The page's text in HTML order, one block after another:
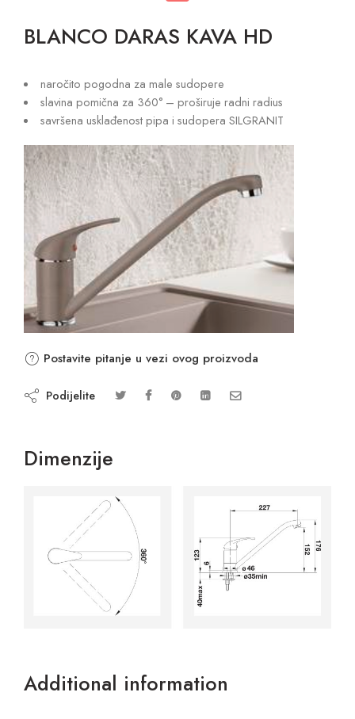
BLANCO DARAS KAVA HD
naročito pogodna za male sudopere
slavina pomična za 360° – proširuje radni radius
savršena usklađenost pipa i sudopera SILGRANIT
Postavite pitanje u vezi ovog proizvoda
Podijelite
Dimenzije
Additional information